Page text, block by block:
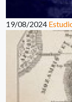
19/08/2024